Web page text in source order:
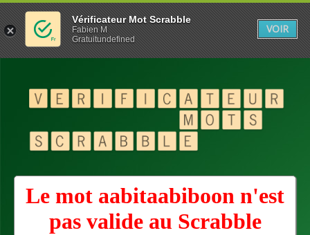
Le mot aabitaabiboon n'est
pas valide au Scrabble
Vérificateur Mot Scrabble
Fabien M
Gratuitundefined
VOIR